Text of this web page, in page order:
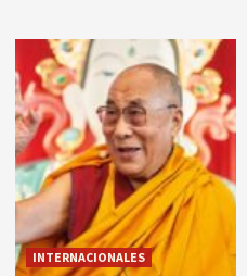
INTERNACIONALES